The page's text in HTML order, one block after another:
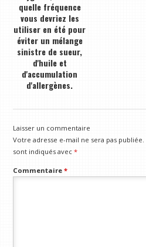
quelle fréquence
vous devriez les
utiliser en été pour
éviter un mélange
sinistre de sueur,
d'huile et
d'accumulation
d'allergènes.
Laisser un commentaire
Votre adresse e-mail ne sera pas publiée.
sont indiqués avec*
Commentaire*